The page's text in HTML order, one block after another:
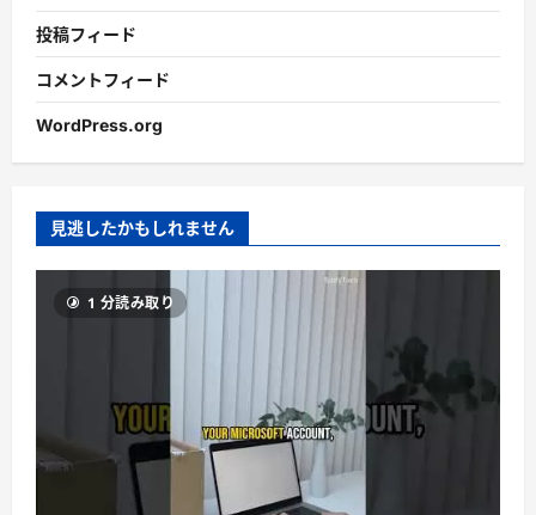
投稿フィード
コメントフィード
WordPress.org
見逃したかもしれません
1 分読み取り